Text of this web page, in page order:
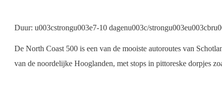
Duur: u003cstrongu003e7-10 dagenu003c/
De North Coast 500 is een van de mooiste autoroutes van
van de noordelijke Hooglanden, met stops in pittoreske dorpjes